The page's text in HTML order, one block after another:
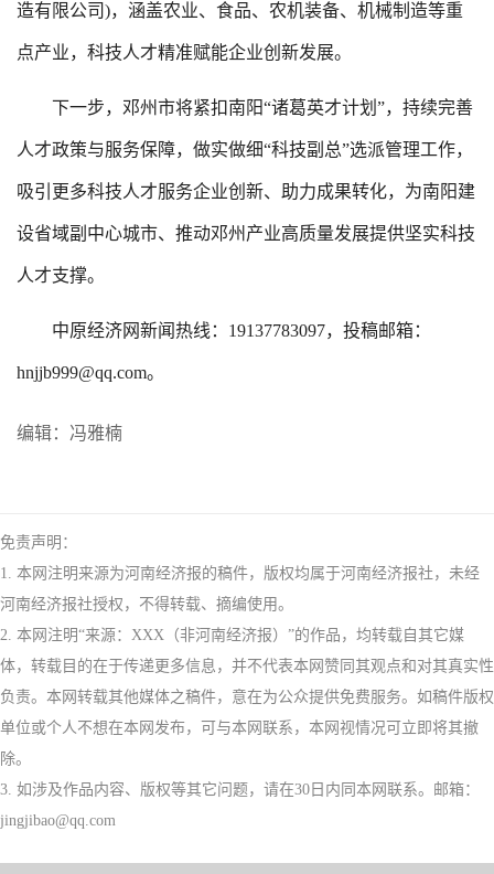
造有限公司)，涵盖农业、食品、农机装备、机械制造等重
点产业，科技人才精准赋能企业创新发展。
下一步，邓州市将紧扣南阳“诸葛英才计划”，持续完善
人才政策与服务保障，做实做细“科技副总”选派管理工作，
吸引更多科技人才服务企业创新、助力成果转化，为南阳建
设省域副中心城市、推动邓州产业高质量发展提供坚实科技
人才支撑。
中原经济网新闻热线：19137783097，投稿邮箱：
hnjjb999@qq.com。
编辑：冯雅楠
免责声明：
1. 本网注明来源为河南经济报的稿件，版权均属于河南经济报社，未经
河南经济报社授权，不得转载、摘编使用。
2. 本网注明“来源：XXX（非河南经济报）”的作品，均转载自其它媒
体，转载目的在于传递更多信息，并不代表本网赞同其观点和对其真实性
负责。本网转载其他媒体之稿件，意在为公众提供免费服务。如稿件版权
单位或个人不想在本网发布，可与本网联系，本网视情况可立即将其撤
除。
3. 如涉及作品内容、版权等其它问题，请在30日内同本网联系。邮箱：
jingjibao@qq.com